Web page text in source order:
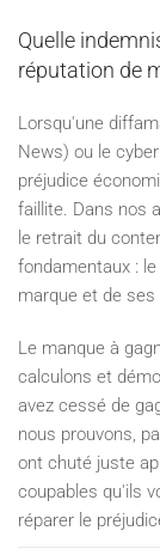
Quelle
réputation de
Lorsqu'une
News) ou le
préjudice
faillite. Dans nos
le retrait du
fondamentaux :
marque et de
Le manque à
calculons et
avez cessé de
nous prouvons,
ont chuté juste
coupables qu'ils
réparer le